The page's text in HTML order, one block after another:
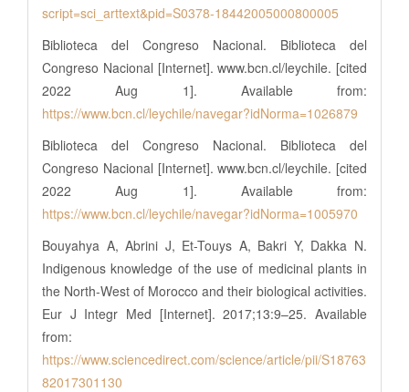
script=sci_arttext&pid=S0378-18442005000800005
Biblioteca del Congreso Nacional. Biblioteca del
Congreso Nacional [Internet]. www.bcn.cl/leychile. [cited
2022 Aug 1]. Available from:
https://www.bcn.cl/leychile/navegar?idNorma=1026879
Biblioteca del Congreso Nacional. Biblioteca del
Congreso Nacional [Internet]. www.bcn.cl/leychile. [cited
2022 Aug 1]. Available from:
https://www.bcn.cl/leychile/navegar?idNorma=1005970
Bouyahya A, Abrini J, Et-Touys A, Bakri Y, Dakka N.
Indigenous knowledge of the use of medicinal plants in
the North-West of Morocco and their biological activities.
Eur J Integr Med [Internet]. 2017;13:9–25. Available
from:
https://www.sciencedirect.com/science/article/pii/S18763
82017301130